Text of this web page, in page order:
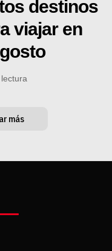
destinos
viajar en
más